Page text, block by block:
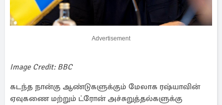
Advertisement
Image Credit: BBC
கடந்த நான்கு ஆண்டுகளுக்கும் மேலாக ரஷ்யாவின்
ஏவுகணை மற்றும் ட்ரோன் அச்சுறுத்தல்களுக்கு